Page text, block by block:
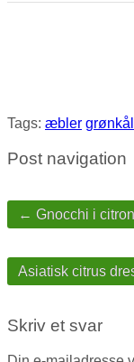
Tags: æbler grønkål
Post navigation
← Gnocchi i
Asiatisk citrus
Skriv et svar